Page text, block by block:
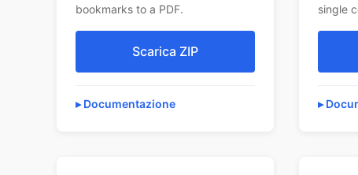
bookmarks to a PDF.
Scarica ZIP
Documentazione
single